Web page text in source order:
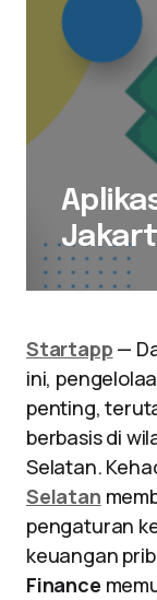
Startapp —
ini,
penting,
berbasis di
Selatan.
Selatan
pengaturan
keuangan
Finance